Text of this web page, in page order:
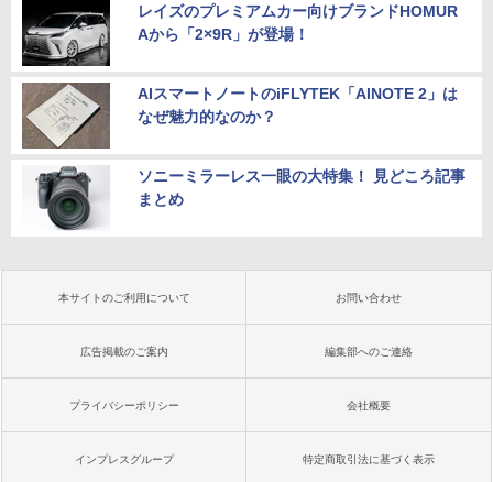
レイズのプレミアムカー向けブランドHOMUR
Aから「2×9R」が登場！
AIスマートノートのiFLYTEK「AINOTE 2」は
なぜ魅力的なのか？
ソニーミラーレス一眼の大特集！ 見どころ記事
まとめ
本サイトのご利用について お問い合わせ
広告掲載のご案内 編集部へのご連絡
プライバシーポリシー 会社概要
インプレスグループ 特定商取引法に基づく表示